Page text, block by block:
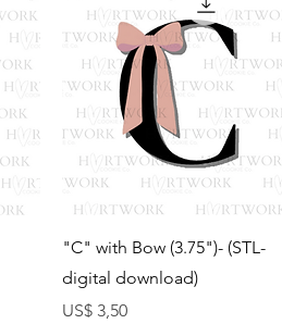
Visualização rápida
"C" with Bow (3.75")- (STL-
digital download)
Preço
US$ 3,50